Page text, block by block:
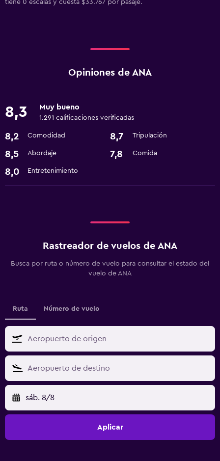
tiene 0 escalas y cuesta $33.767 por pasaje.
Opiniones de ANA
8,3 Muy bueno
1.291 calificaciones verificadas
8,2 Comodidad 8,7 Tripulación
8,5 Abordaje 7,8 Comida
8,0 Entretenimiento
Rastreador de vuelos de ANA
Busca por ruta o número de vuelo para consultar el estado del
vuelo de ANA
Ruta Número de vuelo
sáb. 8/8
Aplicar